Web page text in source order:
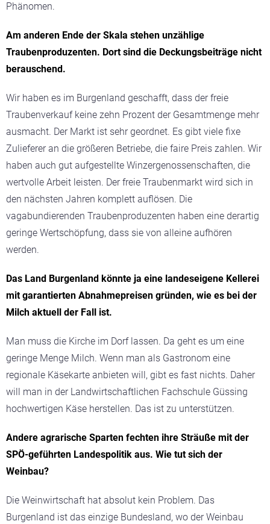
Phänomen.
Am anderen Ende der Skala stehen unzählige
Traubenproduzenten. Dort sind die Deckungsbeiträge nicht
berauschend.
Wir haben es im Burgenland geschafft, dass der freie
Traubenverkauf keine zehn Prozent der Gesamtmenge mehr
ausmacht. Der Markt ist sehr geordnet. Es gibt viele fixe
Zulieferer an die größeren Betriebe, die faire Preis zahlen. Wir
haben auch gut aufgestellte Winzergenossenschaften, die
wertvolle Arbeit leisten. Der freie Traubenmarkt wird sich in
den nächsten Jahren komplett auflösen. Die
vagabundierenden Traubenproduzenten haben eine derartig
geringe Wertschöpfung, dass sie von alleine aufhören
werden.
Das Land Burgenland könnte ja eine landeseigene Kellerei
mit garantierten Abnahmepreisen gründen, wie es bei der
Milch aktuell der Fall ist.
Man muss die Kirche im Dorf lassen. Da geht es um eine
geringe Menge Milch. Wenn man als Gastronom eine
regionale Käsekarte anbieten will, gibt es fast nichts. Daher
will man in der Landwirtschaftlichen Fachschule Güssing
hochwertigen Käse herstellen. Das ist zu unterstützen.
Andere agrarische Sparten fechten ihre Sträuße mit der
SPÖ-geführten Landespolitik aus. Wie tut sich der
Weinbau?
Die Weinwirtschaft hat absolut kein Problem. Das
Burgenland ist das einzige Bundesland, wo der Weinbau